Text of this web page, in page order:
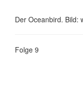
Der Oceanbird. Bild:
Folge 9